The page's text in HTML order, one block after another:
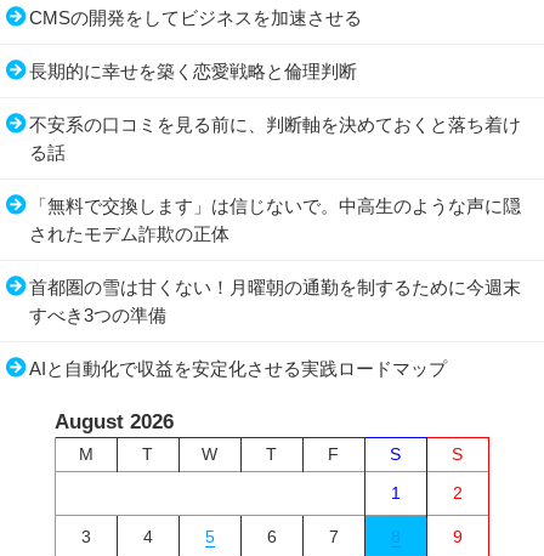
CMSの開発をしてビジネスを加速させる
長期的に幸せを築く恋愛戦略と倫理判断
不安系の口コミを見る前に、判断軸を決めておくと落ち着け
る話
「無料で交換します」は信じないで。中高生のような声に隠
されたモデム詐欺の正体
首都圏の雪は甘くない！月曜朝の通勤を制するために今週末
すべき3つの準備
AIと自動化で収益を安定化させる実践ロードマップ
August 2026
M T W T F S
S
1
2
3 4 5 6 7 8 9